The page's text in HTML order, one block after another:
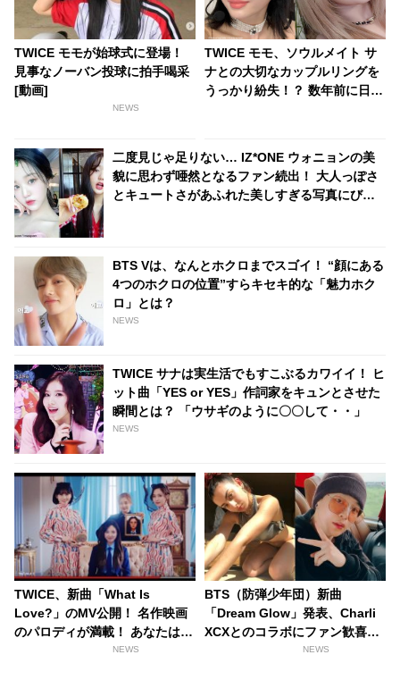
TWICE モモが始球式に登場！
見事なノーバン投球に拍手喝采
[動画]
NEWS
TWICE モモ、ソウルメイト サ
ナとの大切なカップルリングを
うっかり紛失！？ 数年前に日本
二度見じゃ足りない… IZ*ONE ウォニョンの美
貌に思わず唖然となるファン続出！ 大人っぽさ
とキュートさがあふれた美しすぎる写真にびっ
BTS Vは、なんとホクロまでスゴイ！ “顔にある
4つのホクロの位置”すらキセキ的な「魅力ホク
ロ」とは？
NEWS
TWICE サナは実生活でもすこぶるカワイイ！ ヒ
ット曲「YES or YES」作詞家をキュンとさせた
瞬間とは？ 「ウサギのように〇〇して・・」
NEWS
TWICE、新曲「What Is
Love?」のMV公開！ 名作映画
のパロディが満載！ あなたはい
くつわかる？[動画あり]
NEWS
BTS（防弾少年団）新曲
「Dream Glow」発表、Charli
XCXとのコラボにファン歓喜！
そして…共同制作者が明かすジ
NEWS